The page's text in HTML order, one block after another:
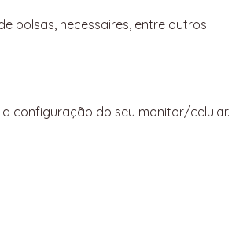
bolsas, necessaires, entre outros
configuração do seu monitor/celular.